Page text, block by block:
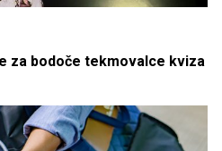
za bodoče tekmovalce kviza